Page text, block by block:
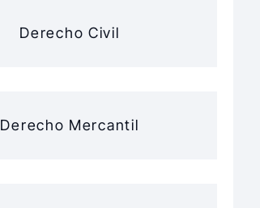
Derecho Civil
Derecho Mercantil